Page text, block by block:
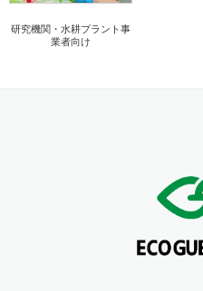
研究機関・水耕プラント事
業者向け